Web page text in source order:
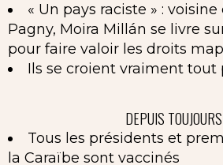
« Un pays raciste » :
Pagny, Moira Millán se livre
pour faire valoir les droits
Ils se croient vraiment tout
DEPUIS
Tous les présidents et
la Caraïbe sont vaccinés